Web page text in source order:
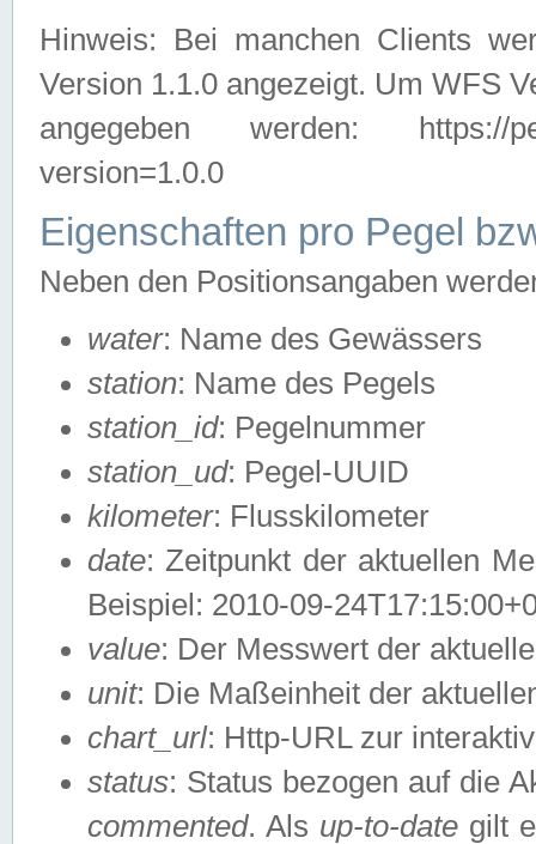
Hinweis: Bei manchen Clients
Version 1.1.0 angezeigt. Um WFS
angegeben werden: https://
version=1.0.0
Eigenschaften pro Pegel
Neben den Positionsangaben
water: Name des Gewässers
station: Name des Pegels
station_id: Pegelnummer
station_ud: Pegel-UUID
kilometer: Flusskilometer
date: Zeitpunkt der aktuellen
Beispiel: 2010-09-
value: Der Messwert der
unit: Die Maßeinheit der
chart_url: Http-URL zur
status: Status bezogen auf die
commented. Als up-to-date gilt